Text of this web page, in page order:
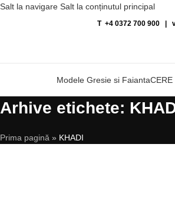
Salt la navigare Salt la conținutul principal
T +4 0372 700 900 |
Modele Gresie si FaiantaCERE
Arhive etichete:
Prima pagină » KHADI